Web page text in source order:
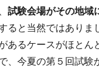
試験会場がその地域
ると当然ではありま
あるケースがほとん
、今夏の第５回試験